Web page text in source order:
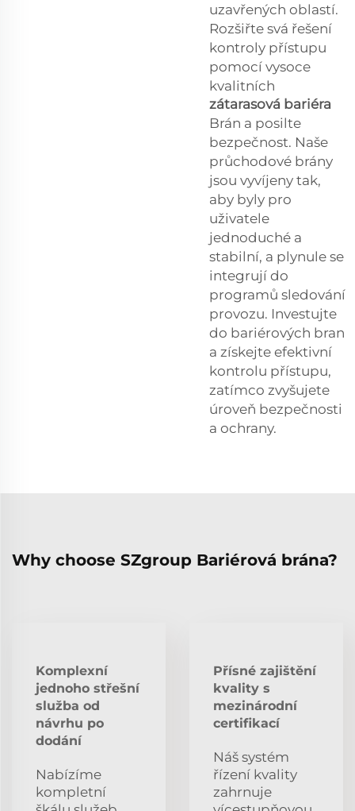
uzavřených oblastí.
Rozšiřte svá řešení
kontroly přístupu
pomocí vysoce
kvalitních
zátarasová bariéra
Brán a posilte
bezpečnost. Naše
průchodové brány
jsou vyvíjeny tak,
aby byly pro
uživatele
jednoduché a
stabilní, a plynule se
integrují do
programů sledování
provozu. Investujte
do bariérových bran
a získejte efektivní
kontrolu přístupu,
zatímco zvyšujete
úroveň bezpečnosti
a ochrany.
Why choose SZgroup Bariérová brána?
Komplexní
jednoho střešní
služba od
návrhu po
dodání
Nabízíme
kompletní
Přísné zajištění
kvality s
mezinárodní
certifikací
Náš systém
řízení kvality
zahrnuje